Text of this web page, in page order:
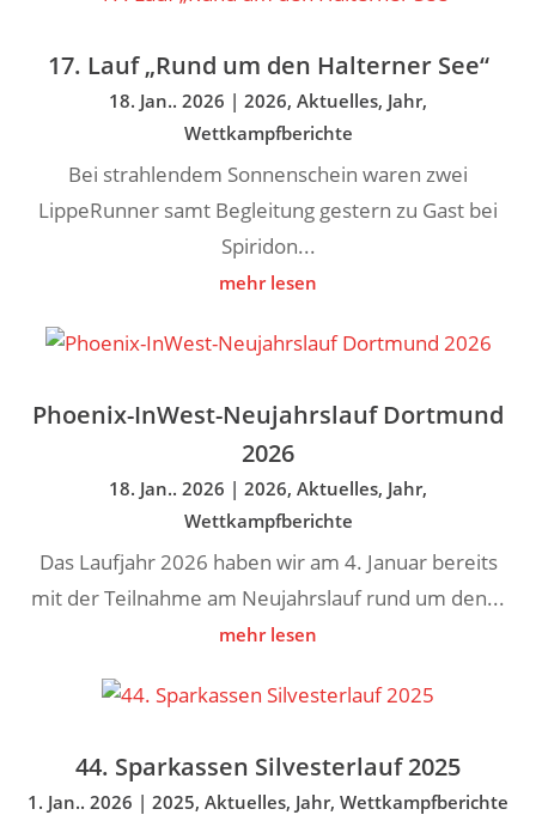
17. Lauf „Rund um den Halterner See“
18. Jan.. 2026 | 2026, Aktuelles, Jahr,
Wettkampfberichte
Bei strahlendem Sonnenschein waren zwei
LippeRunner samt Begleitung gestern zu Gast bei
Spiridon...
mehr lesen
Phoenix-InWest-Neujahrslauf Dortmund
2026
18. Jan.. 2026 | 2026, Aktuelles, Jahr,
Wettkampfberichte
Das Laufjahr 2026 haben wir am 4. Januar bereits
mit der Teilnahme am Neujahrslauf rund um den...
mehr lesen
44. Sparkassen Silvesterlauf 2025
1. Jan.. 2026 | 2025, Aktuelles, Jahr, Wettkampfberichte